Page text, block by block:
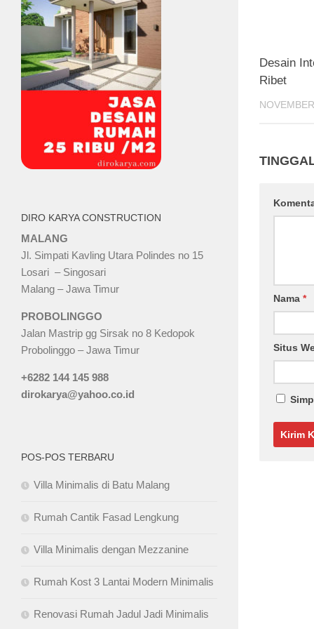
Desain
Ribet
Nama *
Situs
DIRO KARYA CONSTRUCTION
MALANG
Jl. Simpati Kavling Utara Polindes no 15
Losari – Singosari
Malang – Jawa Timur
PROBOLINGGO
Jalan Mastrip gg Sirsak no 8 Kedopok
Probolinggo – Jawa Timur
+6282 144 145 988
dirokarya@yahoo.co.id
POS-POS TERBARU
Villa Minimalis di Batu Malang
Rumah Cantik Fasad Lengkung
Villa Minimalis dengan Mezzanine
Rumah Kost 3 Lantai Modern Minimalis
Renovasi Rumah Jadul Jadi Minimalis